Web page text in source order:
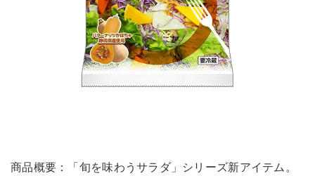
商品概要：「旬を味わうサラダ」シリーズ新アイテム。